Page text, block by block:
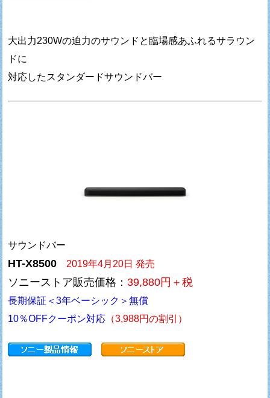
大出力230Wの迫力のサウンドと臨場感あふれるサラウン
ドに
対応したスタンダードサウンドバー
サウンドバー
HT-X8500 2019年4月20日 発売
ソニーストア販売価格：39,880円＋税
長期保証＜3年ベーシック＞無償
10％OFFクーポン対応 （3,988円の割引）